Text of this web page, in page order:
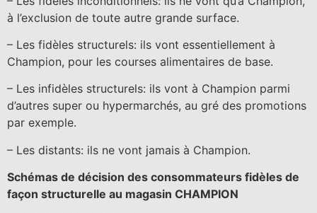
à l’exclusion de toute autre grande surface.
– Les fidèles structurels: ils vont essentiellement à
Champion, pour les courses alimentaires de base.
– Les infidèles structurels: ils vont à Champion parmi
d’autres super ou hypermarchés, au gré des promotions
par exemple.
– Les distants: ils ne vont jamais à Champion.
Schémas de décision des consommateurs fidèles de
façon structurelle au magasin CHAMPION